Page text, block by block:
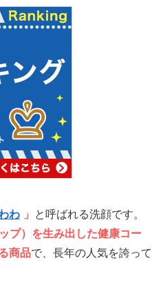
わ 」
と呼ばれる洗顔です。
プ）を生み出した健康コー
商品で、長年の人気を誇って